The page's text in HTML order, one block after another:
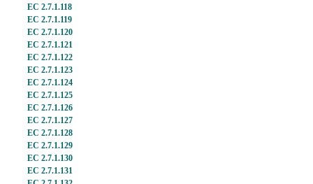
EC 2.7.1.118
EC 2.7.1.119
EC 2.7.1.120
EC 2.7.1.121
EC 2.7.1.122
EC 2.7.1.123
EC 2.7.1.124
EC 2.7.1.125
EC 2.7.1.126
EC 2.7.1.127
EC 2.7.1.128
EC 2.7.1.129
EC 2.7.1.130
EC 2.7.1.131